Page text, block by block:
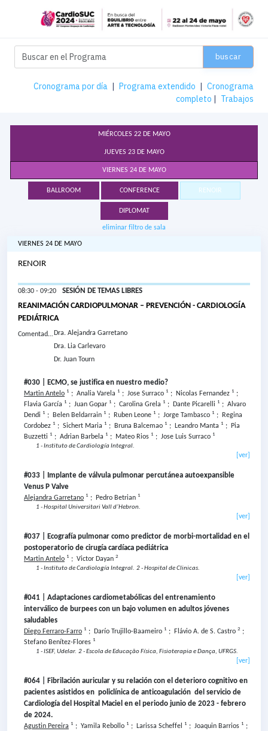
buscar
Cronograma por día | Programa extendido | Cronograma
completo | Trabajos
MIÉRCOLES 22 DE MAYO
JUEVES 23 DE MAYO
VIERNES 24 DE MAYO
BALLROOM CONFERENCE RENOIR
DIPLOMAT
eliminar filtro de sala
VIERNES 24 DE MAYO
RENOIR
08:30 - 09:20 SESIÓN DE TEMAS LIBRES
REANIMACIÓN CARDIOPULMONAR – PREVENCIÓN - CARDIOLOGÍA
PEDIÁTRICA
Comentador Dra. Alejandra Garretano
Dra. Lia Carlevaro
Dr. Juan Tourn
#030 | ECMO, se justifica en nuestro medio?
Martin Antelo 1 ; Analia Varela 1 ; Jose Surraco 1 ; Nicolas Fernandez 1 ;
Flavia García 1 ; Juan Gopar 1 ; Carolina Grela 1 ; Dante Picarelli 1 ; Alvaro
Dendi 1 ; Belen Beldarrain 1 ; Ruben Leone 1 ; Jorge Tambasco 1 ;
Regina
Cordobez 1 ; Sichert Maria 1 ; Bruna Balcemao 1 ; Leandro Manta 1 ;
Pia
Buzzetti 1 ; Adrian Barbela 1 ; Mateo Rios 1 ; Jose Luis Surraco 1
1 - Instituto de Cardiología Integral.
[ver]
#033 | Implante de válvula pulmonar percutánea autoexpansible
Venus P Valve
Alejandra Garretano 1 ; Pedro Betrian 1
1 - Hospital Universitari Vall d’Hebron.
[ver]
#037 | Ecografía pulmonar como predictor de morbi-mortalidad en el
postoperatorio de cirugía cardíaca pediátrica
Martin Antelo 1 ; Victor Dayan 2
1 - Instituto de Cardiología Integral. 2 - Hospital de Clinicas.
[ver]
#041 | Adaptaciones cardiometabólicas del entrenamiento
interválico de burpees con un bajo volumen en adultos jóvenes
saludables
Diego Ferraro-Farro 1 ; Darío Trujillo-Baameiro 1 ; Flávio A. de S. Castro 2 ;
Stefano Benítez-Flores 1
1 - ISEF, Udelar. 2 - Escola de Educação Física, Fisioterapia e Dança, UFRGS.
[ver]
#064 | Fibrilación auricular y su relación con el deterioro cognitivo en
pacientes asistidos en policlínica de anticoagulación del servicio de
Cardiología del Hospital Maciel en el periodo junio de 2023 - febrero
de 2024.
Agustin Pereira 1 ; Yamila Rebollo 1 ; Larissa Scheffel 1 ; Joaquin Barrios 1 ;